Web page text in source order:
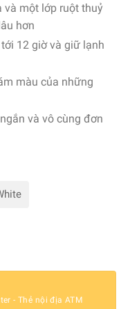
và một lớp ruột thuỷ
hơn
12 giờ và giữ lạnh
màu của những
và vô cùng đơn
1L số lượng
- Thẻ nội địa ATM